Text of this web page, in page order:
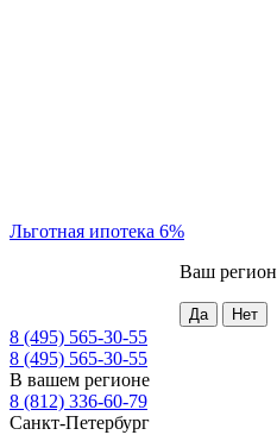
Льготная ипотека 6%
Ваш регион
8 (495) 565-30-55
8 (495) 565-30-55
В вашем регионе
8 (812) 336-60-79
Санкт-Петербург